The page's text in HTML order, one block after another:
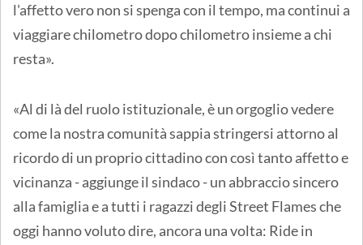
l'affetto vero non si spenga con il tempo, ma continui a
viaggiare chilometro dopo chilometro insieme a chi
resta».
«Al di là del ruolo istituzionale, è un orgoglio vedere
come la nostra comunità sappia stringersi attorno al
ricordo di un proprio cittadino con così tanto affetto e
vicinanza - aggiunge il sindaco - un abbraccio sincero
alla famiglia e a tutti i ragazzi degli Street Flames che
oggi hanno voluto dire, ancora una volta: Ride in